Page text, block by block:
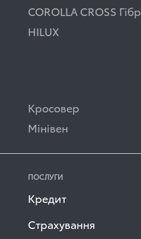
COROLLA CROSS
HILUX
Кросовер
Мінівен
ПОСЛУГИ
Кредит
Страхування